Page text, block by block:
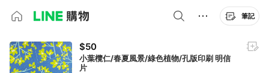
筆記
$50
小葉欖仁/春夏風景/綠色植物/孔版印刷 明信
片